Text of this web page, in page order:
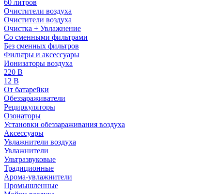
60 литров
Очистители воздуха
Очистители воздуха
Очистка + Увлажнение
Cо сменными фильтрами
Без сменных фильтров
Фильтры и аксессуары
Ионизаторы воздуха
220 В
12 В
От батарейки
Обеззараживатели
Рециркуляторы
Озонаторы
Установки обеззараживания воздуха
Аксессуары
Увлажнители воздуха
Увлажнители
Ультразвуковые
Традиционные
Арома-увлажнители
Промышленные